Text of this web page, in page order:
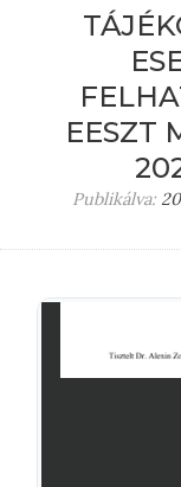
EESZT
Publikálva: